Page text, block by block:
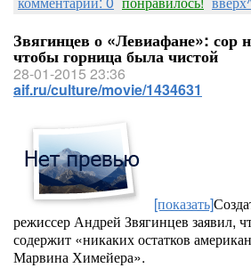
Звягинцев о «Левиафане»: сор
чтобы горница была чистой
28-01-2015 23:36
aif.ru/culture/movie/1434631
[показать]
режиссер Андрей Звягинцев заявил,
содержит «никаких остатков
Марвина Химейера».